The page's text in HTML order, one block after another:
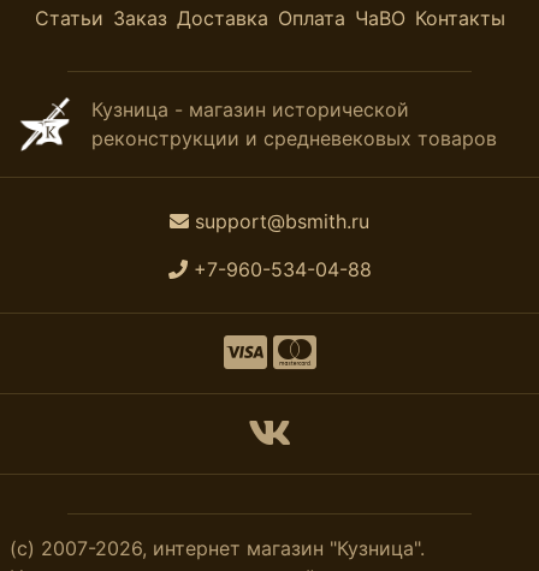
Статьи Заказ Доставка Оплата ЧаВО Контакты
Кузница - магазин исторической
реконструкции и средневековых товаров
support@bsmith.ru
+7-960-534-04-88
(с) 2007-2026, интернет магазин "Кузница".